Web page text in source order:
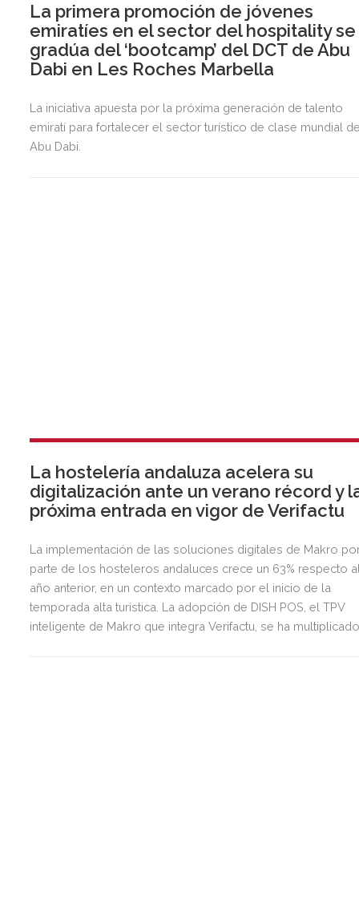
La primera promoción de jóvenes
emiratíes en el sector del hospitality se
gradúa del ‘bootcamp’ del DCT de Abu
Dabi en Les Roches Marbella
La iniciativa apuesta por la próxima generación de talento
emiratí para fortalecer el sector turístico de clase mundial
Abu Dabi.
La hostelería andaluza acelera su
digitalización ante un verano récord y
próxima entrada en vigor de Verifactu
La implementación de las soluciones digitales de Makro
parte de los hosteleros andaluces crece un 63% respecto
año anterior, en un contexto marcado por el inicio de la
temporada alta turística. La adopción de DISH POS, el TPV
inteligente de Makro que integra Verifactu, se ha